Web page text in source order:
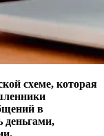
схеме, которая
в
деньгами,